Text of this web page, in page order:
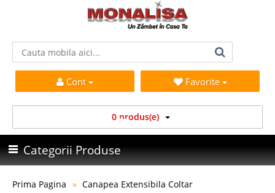
Cont Favorite
0 produs(e)
Categorii Produse
Prima Pagina Canapea Extensibila Coltar